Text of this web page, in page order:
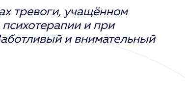
тревоги, учащённом
и при
и внимательный